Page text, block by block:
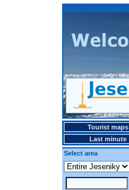
Tourist maps
Last minute
Select area